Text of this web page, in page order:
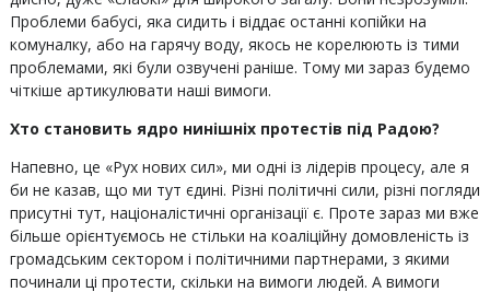
Проблеми бабусі, яка сидить і віддає останні копійки на
комуналку, або на гарячу воду, якось не корелюють із тими
проблемами, які були озвучені раніше. Тому ми зараз будемо
чіткіше артикулювати наші вимоги.
Хто становить ядро нинішніх протестів під Радою?
Напевно, це «Рух нових сил», ми одні із лідерів процесу, але я
би не казав, що ми тут єдині. Різні політичні сили, різні погляди
присутні тут, націоналістичні організації є. Проте зараз ми вже
більше орієнтуємось не стільки на коаліційну домовленість із
громадським сектором і політичними партнерами, з якими
починали ці протести, скільки на вимоги людей. А вимоги